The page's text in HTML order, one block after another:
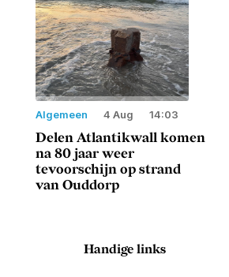
Algemeen 4 Aug 14:03
Delen Atlantikwall komen
na 80 jaar weer
tevoorschijn op strand
van Ouddorp
Handige links